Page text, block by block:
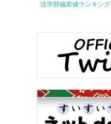
法学部偏差値ランキング